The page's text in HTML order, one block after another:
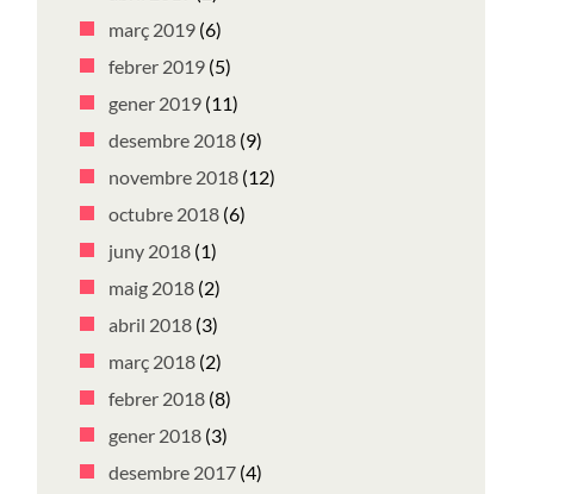
març 2019 (6)
febrer 2019 (5)
gener 2019 (11)
desembre 2018 (9)
novembre 2018 (12)
octubre 2018 (6)
juny 2018 (1)
maig 2018 (2)
abril 2018 (3)
març 2018 (2)
febrer 2018 (8)
gener 2018 (3)
desembre 2017 (4)